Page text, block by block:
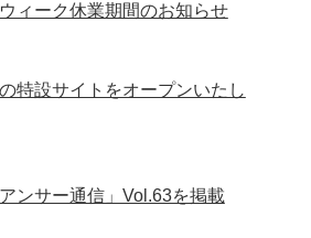
ィーク休業期間のお知らせ
特設サイトをオープンいたし
アンサー通信」Vol.63を掲載